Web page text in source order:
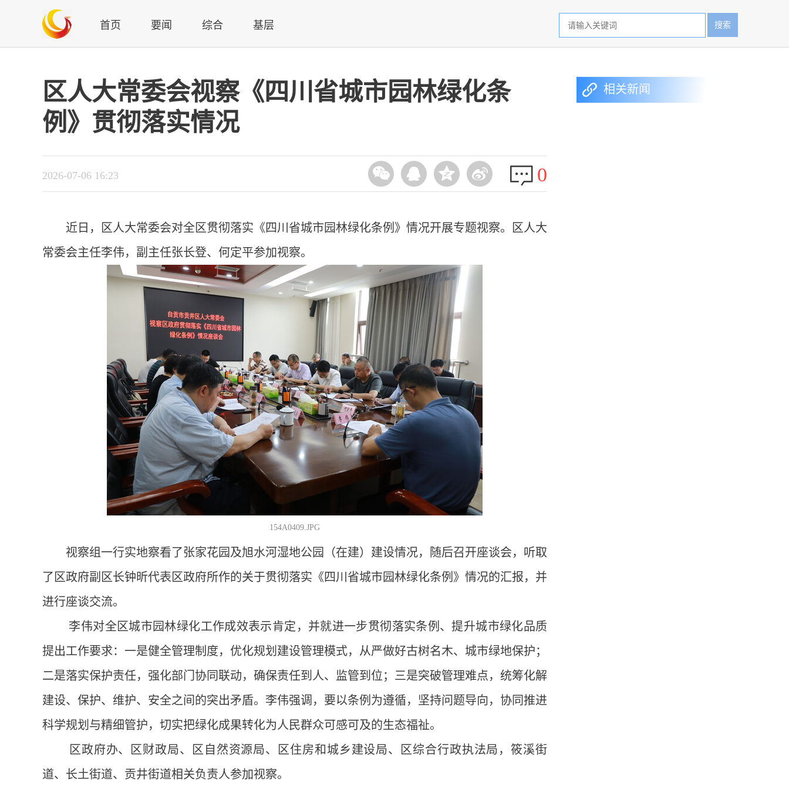
首页 要闻 综合 基层 搜索
区人大常委会视察《四川省城市园林绿化条
例》贯彻落实情况
2026-07-06 16:23 0
近日，区人大常委会对全区贯彻落实《四川省城市园林绿化条例》情况开展专题视察。区人大
常委会主任李伟，副主任张长登、何定平参加视察。
154A0409.JPG
视察组一行实地察看了张家花园及旭水河湿地公园（在建）建设情况，随后召开座谈会，听取
了区政府副区长钟昕代表区政府所作的关于贯彻落实《四川省城市园林绿化条例》情况的汇报，并
进行座谈交流。
李伟对全区城市园林绿化工作成效表示肯定，并就进一步贯彻落实条例、提升城市绿化品质
提出工作要求：一是健全管理制度，优化规划建设管理模式，从严做好古树名木、城市绿地保护；
二是落实保护责任，强化部门协同联动，确保责任到人、监管到位；三是突破管理难点，统筹化解
建设、保护、维护、安全之间的突出矛盾。李伟强调，要以条例为遵循，坚持问题导向，协同推进
科学规划与精细管护，切实把绿化成果转化为人民群众可感可及的生态福祉。
区政府办、区财政局、区自然资源局、区住房和城乡建设局、区综合行政执法局，筱溪街
道、长土街道、贡井街道相关负责人参加视察。
相关新闻